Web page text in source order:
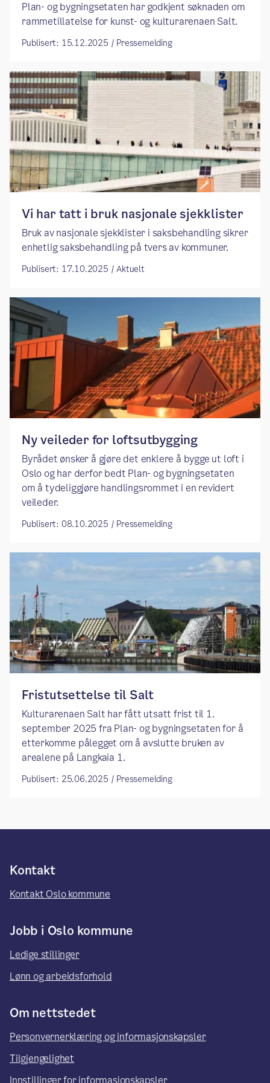
Plan- og bygningsetaten har godkjent søknaden om
rammetillatelse for kunst- og kulturarenaen Salt.
Publisert: 15.12.2025 / Pressemelding
Vi har tatt i bruk nasjonale sjekklister
Bruk av nasjonale sjekklister i saksbehandling sikrer
enhetlig saksbehandling på tvers av kommuner.
Publisert: 17.10.2025 / Aktuelt
Ny veileder for loftsutbygging
Byrådet ønsker å gjøre det enklere å bygge ut loft i
Oslo og har derfor bedt Plan- og bygningsetaten
om å tydeliggjøre handlingsrommet i en revidert
veileder.
Publisert: 08.10.2025 / Pressemelding
Fristutsettelse til Salt
Kulturarenaen Salt har fått utsatt frist til 1.
september 2025 fra Plan- og bygningsetaten for å
etterkomme pålegget om å avslutte bruken av
arealene på Langkaia 1.
Publisert: 25.06.2025 / Pressemelding
Kontakt
Kontakt Oslo kommune
Jobb i Oslo kommune
Ledige stillinger
Lønn og arbeidsforhold
Om nettstedet
Personvernerklæring og informasjonskapsler
Tilgjengelighet